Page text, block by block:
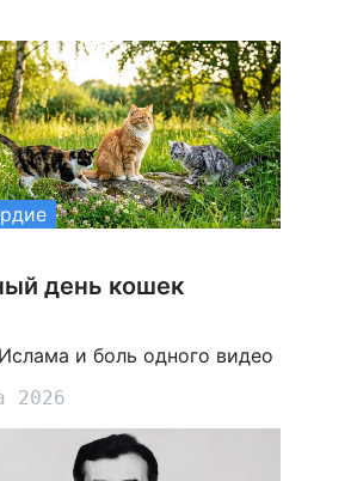
день кошек
и боль одного видео
2026